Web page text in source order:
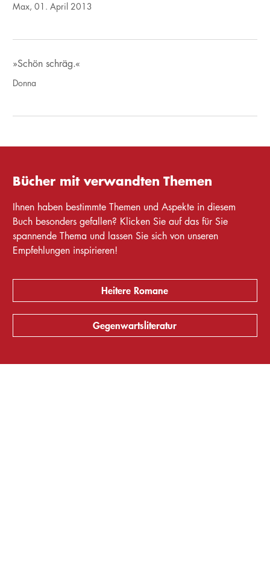
Max, 01. April 2013
»Schön schräg.«
Donna
Bücher mit verwandten Themen
Ihnen haben bestimmte Themen und Aspekte in diesem
Buch besonders gefallen? Klicken Sie auf das für Sie
spannende Thema und lassen Sie sich von unseren
Empfehlungen inspirieren!
Heitere Romane
Gegenwartsliteratur